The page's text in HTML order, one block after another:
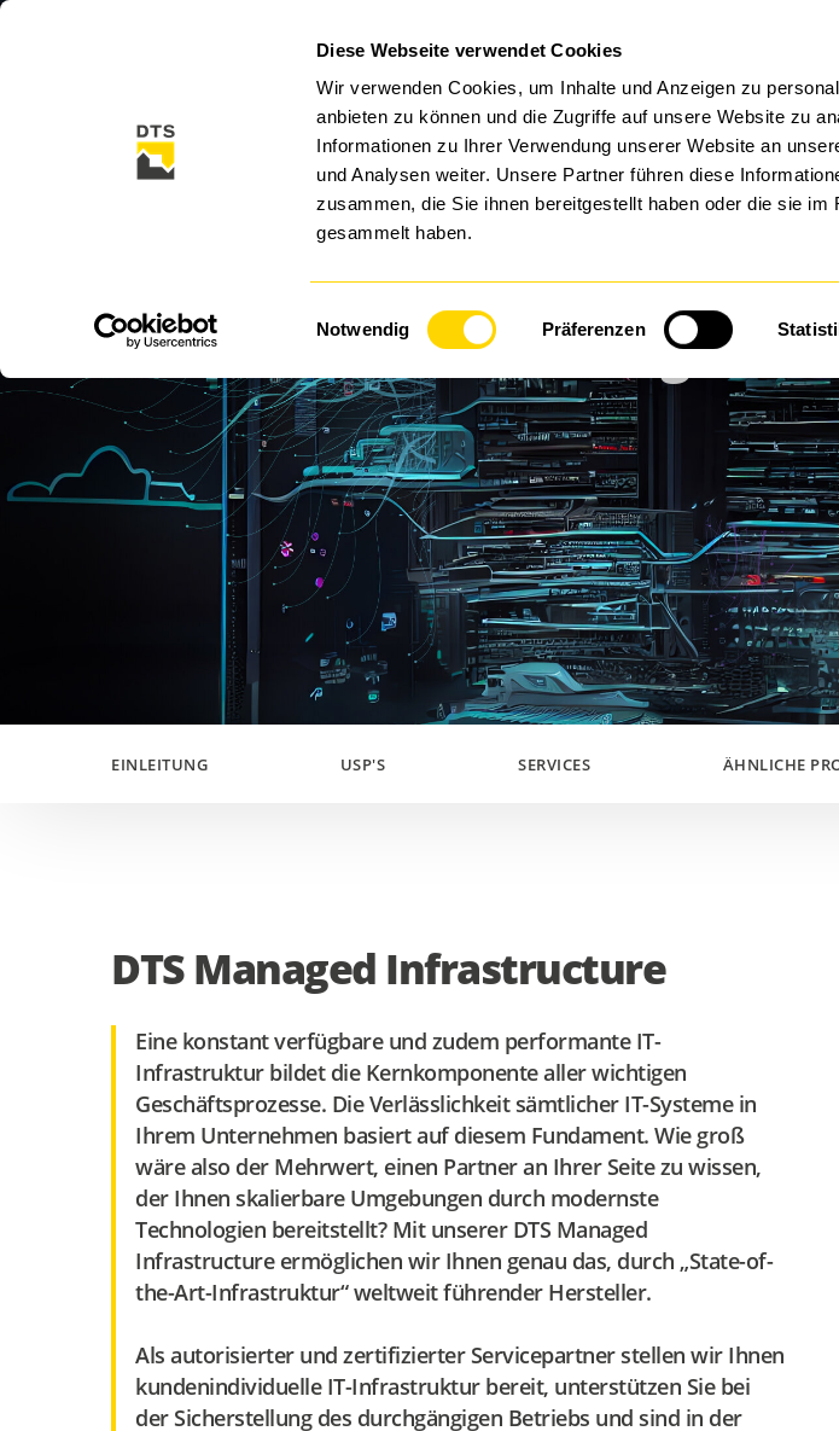
Diese Webseite verwendet Cookies
Wir verwenden Cookies, um Inhalte und Anzeigen zu
anbieten zu können und die Zugriffe auf unsere Website zu
Informationen zu Ihrer Verwendung unserer Website an
und Analysen weiter. Unsere Partner führen diese
zusammen, die Sie ihnen bereitgestellt haben oder die sie im
gesammelt haben.
Einwilligungsauswahl
Notwendig Präferenzen
CYBER SECURITY SECURITY SOFTWARE BY DTS MANAGED
Managed
EINLEITUNG USP'S SERVICES ÄHNLICHE
DTS Managed Infrastructure
Eine konstant verfügbare und zudem performante IT-
Infrastruktur bildet die Kernkomponente aller wichtigen
Geschäftsprozesse. Die Verlässlichkeit sämtlicher IT-Systeme in
Ihrem Unternehmen basiert auf diesem Fundament. Wie groß
wäre also der Mehrwert, einen Partner an Ihrer Seite zu wissen,
der Ihnen skalierbare Umgebungen durch modernste
Technologien bereitstellt? Mit unserer DTS Managed
Infrastructure ermöglichen wir Ihnen genau das, durch „State-of-
the-Art-Infrastruktur“ weltweit führender Hersteller.
Als autorisierter und zertifizierter Servicepartner stellen wir Ihnen
kundenindividuelle IT-Infrastruktur bereit, unterstützen Sie bei
der Sicherstellung des durchgängigen Betriebs und sind in der